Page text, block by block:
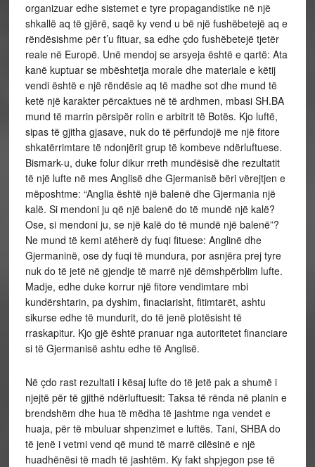
organizuar edhe sistemet e tyre propagandistike në një
shkallë aq të gjërë, saqë ky vend u bë një fushëbetejë aq e
rëndësishme për t’u fituar, sa edhe çdo fushëbetejë tjetër
reale në Europë. Unë mendoj se arsyeja është e qartë: Ata
kanë kuptuar se mbështetja morale dhe materiale e këtij
vendi është e një rëndësie aq të madhe sot dhe mund të
ketë një karakter përcaktues në të ardhmen, mbasi SH.BA
mund të marrin përsipër rolin e arbitrit të Botës. Kjo luftë,
sipas të gjitha gjasave, nuk do të përfundojë me një fitore
shkatërrimtare të ndonjërit grup të kombeve ndërluftuese.
Bismark-u, duke folur dikur rreth mundësisë dhe rezultatit
të një lufte në mes Anglisë dhe Gjermanisë bëri vërejtjen e
mëposhtme: “Anglia është një balenë dhe Gjermania një
kalë. Si mendoni ju që një balenë do të mundë një kalë?
Ose, si mendoni ju, se një kalë do të mundë një balenë”?
Ne mund të kemi atëherë dy fuqi fituese: Anglinë dhe
Gjermaninë, ose dy fuqi të mundura, por asnjëra prej tyre
nuk do të jetë në gjendje të marrë një dëmshpërblim lufte.
Madje, edhe duke korrur një fitore vendimtare mbi
kundërshtarin, pa dyshim, finaciarisht, fitimtarët, ashtu
sikurse edhe të mundurit, do të jenë plotësisht të
rraskapitur. Kjo gjë është pranuar nga autoritetet financiare
si të Gjermanisë ashtu edhe të Anglisë.
Në çdo rast rezultati i kësaj lufte do të jetë pak a shumë i
njejtë për të gjithë ndërluftuesit: Taksa të rënda në planin e
brendshëm dhe hua të mëdha të jashtme nga vendet e
huaja, për të mbuluar shpenzimet e luftës. Tani, SHBA do
të jenë i vetmi vend që mund të marrë cilësinë e një
huadhënësi të madh të jashtëm. Ky fakt shpjegon pse të